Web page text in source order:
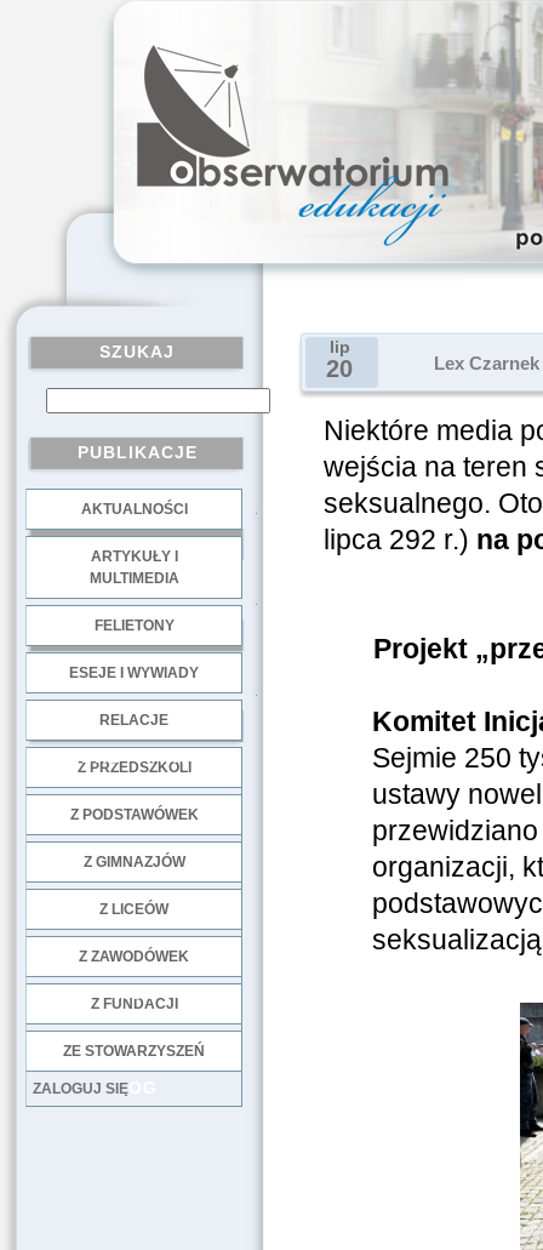
SZUKAJ
PUBLIKACJE
AKTUALNOŚCI
ARTYKUŁY I
MULTIMEDIA
FELIETONY
ESEJE I WYWIADY
RELACJE
Z PRZEDSZKOLI
Z PODSTAWÓWEK
Z GIMNAZJÓW
Z LICEÓW
Z ZAWODÓWEK
Z FUNDACJI
ZE STOWARZYSZEŃ
LOG
ZALOGUJ SIĘ
lip
20 Lex
Niektóre media
wejścia na teren
seksualnego.
lipca 292 r.) na
Projekt
Komitet
Sejmie 250
ustawy
organizacji,